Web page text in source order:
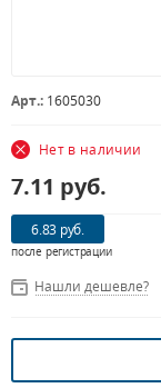
Арт.: 1605030
Нет в наличии
7.11 руб.
6.83 руб.
после регистрации
Нашли дешевле?